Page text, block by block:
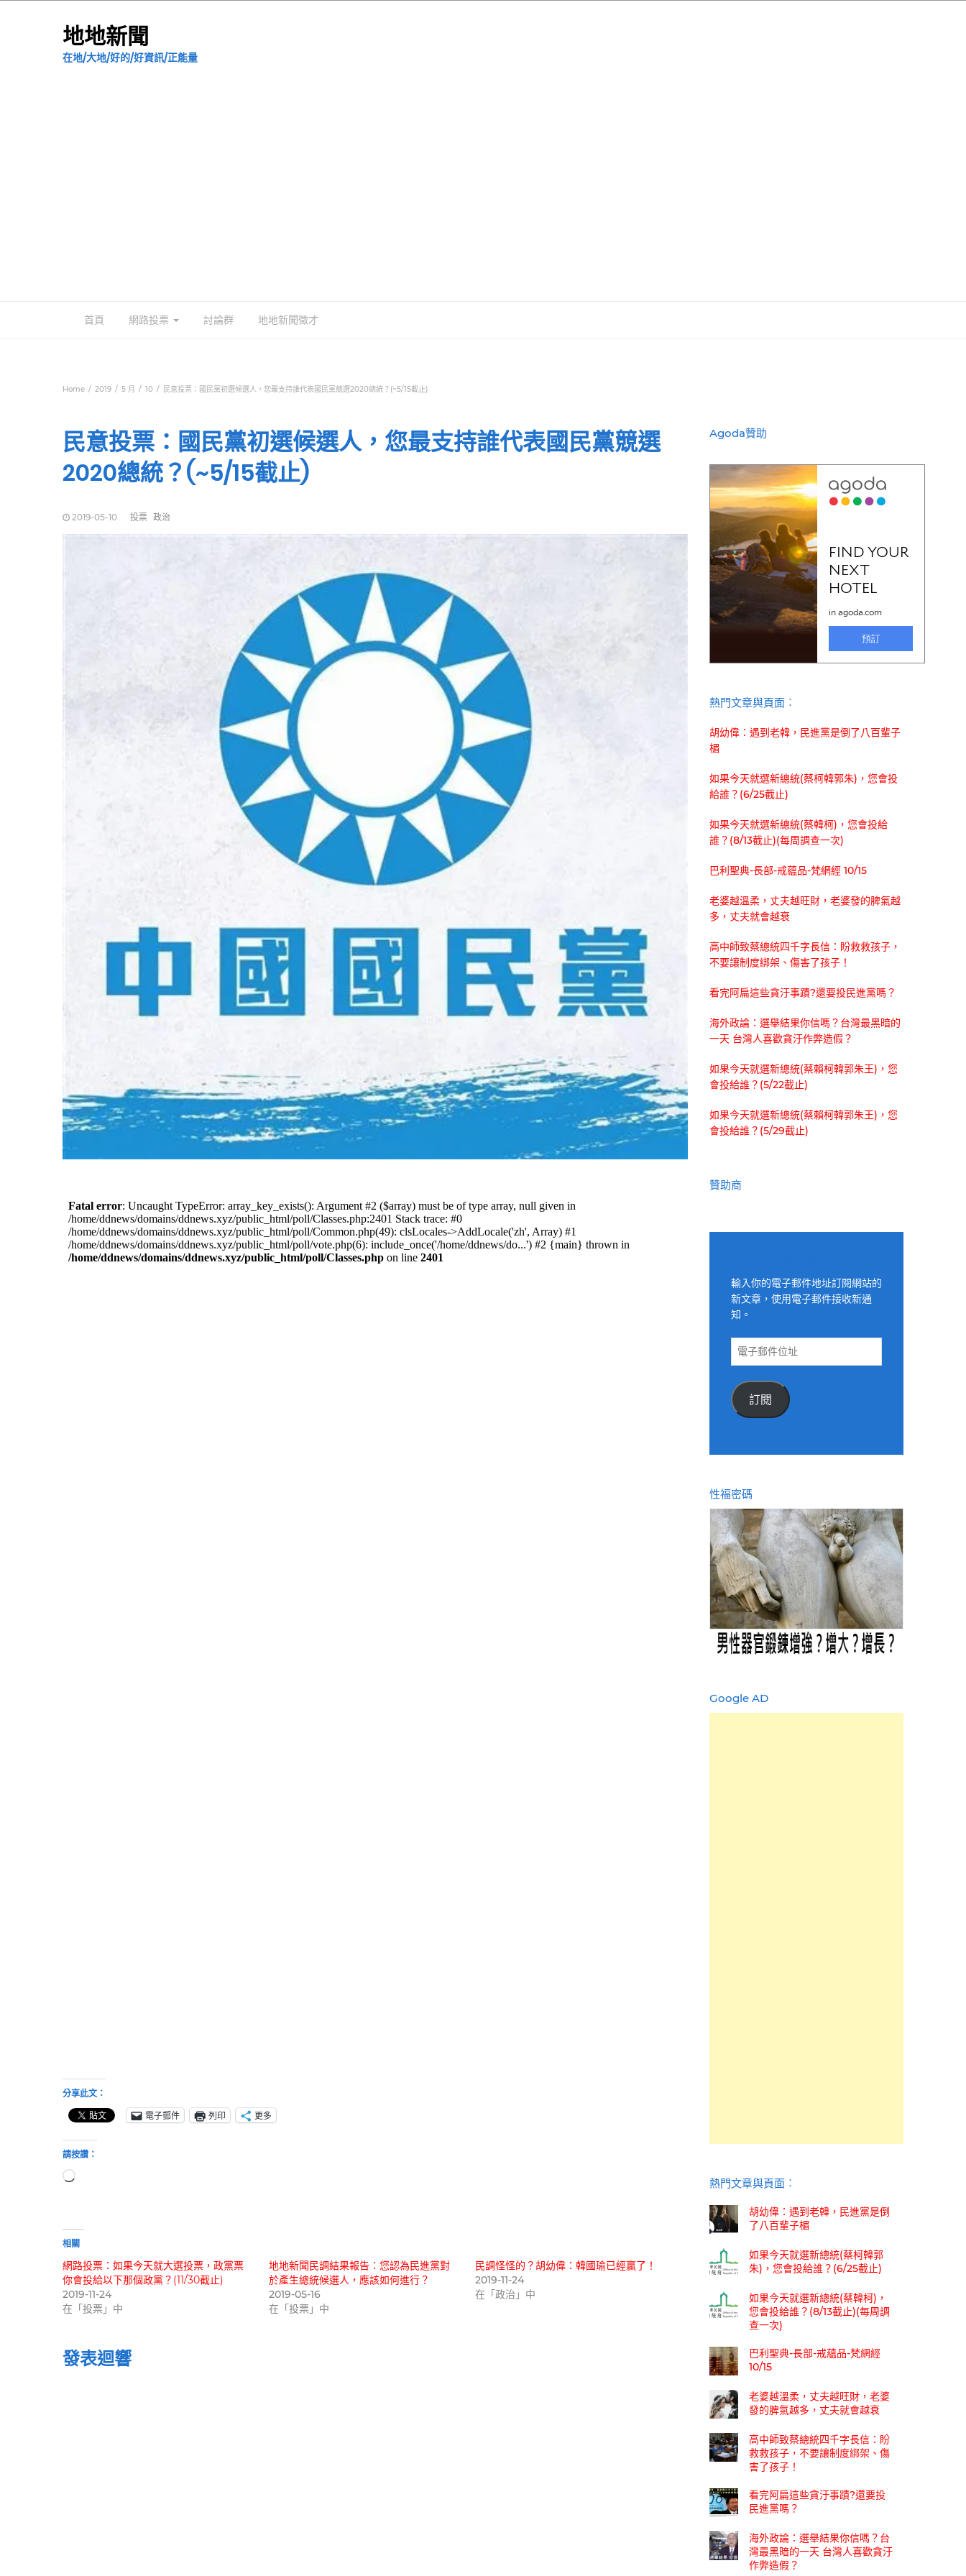
地地新聞
在地/大地/好的/好資訊/正能量
首頁 網路投票 討論群 地地新聞徵才
Home 2019 5 月 10 民意投票：國民黨初選候選人，您最支持誰代表國民黨競選2020總統？(~5/15截止)
民意投票：國民黨初選候選人，您最支持誰代表國民黨競選
2020總統？(~5/15截止)
2019-05-10 投票 政治
分享此文：
電子郵件
列印 更多
請按讚：
正
相關
網路投票：如果今天就大選投票，政黨票
你會投給以下那個政黨？(11/30截止)
2019-11-24
在「投票」中
地地新聞民調結果報告：您認為民進黨對
於產生總統候選人，應該如何進行？
2019-05-16
在「投票」中
民調怪怪的？胡幼偉：韓國瑜已經贏了！
2019-11-24
在「政治」中
發表迴響
Agoda贊助
熱門文章與頁面︰
胡幼偉：遇到老韓，民進黨是倒了八百輩子
楣
如果今天就選新總統(蔡柯韓郭朱)，您會投
給誰？(6/25截止)
如果今天就選新總統(蔡韓柯)，您會投給
誰？(8/13截止)(每周調查一次)
巴利聖典-長部-戒蘊品-梵網經 10/15
老婆越溫柔，丈夫越旺財，老婆發的脾氣越
多，丈夫就會越衰
高中師致蔡總統四千字長信：盼救救孩子，
不要讓制度綁架、傷害了孩子！
看完阿扁這些貪汙事蹟?還要投民進黨嗎？
海外政論：選舉結果你信嗎？台灣最黑暗的
一天 台灣人喜歡貪汙作弊造假？
如果今天就選新總統(蔡賴柯韓郭朱王)，您
會投給誰？(5/22截止)
如果今天就選新總統(蔡賴柯韓郭朱王)，您
會投給誰？(5/29截止)
贊助商
輸入你的電子郵件地址訂閱網站的
新文章，使用電子郵件接收新通
知。
電
件
位
訂閱
性福密碼
Google AD
熱門文章與頁面︰
胡幼偉：遇到老韓，民進黨是倒
了八百輩子楣
如果今天就選新總統(蔡柯韓郭
朱)，您會投給誰？(6/25截止)
如果今天就選新總統(蔡韓柯)，
您會投給誰？(8/13截止)(每周調
查一次)
巴利聖典-長部-戒蘊品-梵網經
10/15
老婆越溫柔，丈夫越旺財，老婆
發的脾氣越多，丈夫就會越衰
高中師致蔡總統四千字長信：盼
救救孩子，不要讓制度綁架、傷
害了孩子！
看完阿扁這些貪汙事蹟?還要投
民進黨嗎？
海外政論：選舉結果你信嗎？台
灣最黑暗的一天 台灣人喜歡貪汙
作弊造假？